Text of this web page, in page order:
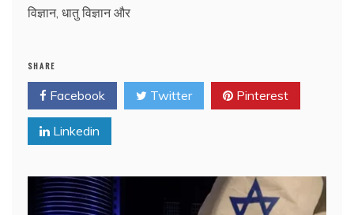
विज्ञान, धातु विज्ञान और
SHARE
Facebook Twitter Pinterest
Linkedin